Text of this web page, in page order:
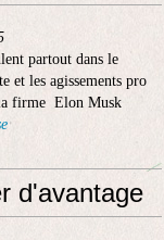
partout dans le
et les agissements pro
firme Elon Musk
d'avantage